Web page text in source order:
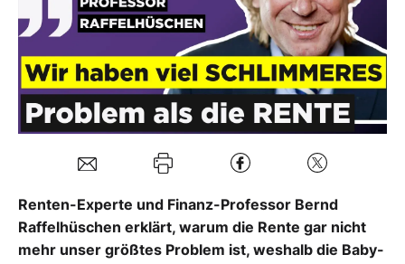
Mein Konto
Folgen Sie uns
Kontakt
Renten-Experte und Finanz-Professor Bernd
Raffelhüschen erklärt, warum die Rente gar nicht
mehr unser größtes Problem ist, weshalb die Baby-